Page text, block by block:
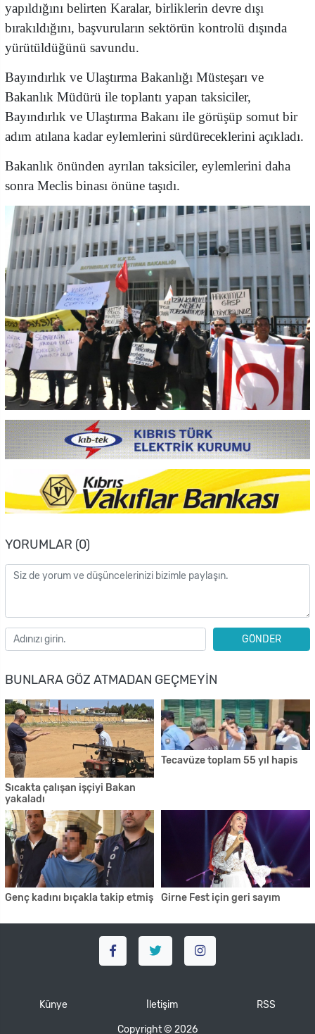
yapıldığını belirten Karalar, birliklerin devre dışı
bırakıldığını, başvuruların sektörün kontrolü dışında
yürütüldüğünü savundu.
Bayındırlık ve Ulaştırma Bakanlığı Müsteşarı ve
Bakanlık Müdürü ile toplantı yapan taksiciler,
Bayındırlık ve Ulaştırma Bakanı ile görüşüp somut bir
adım atılana kadar eylemlerini sürdüreceklerini açıkladı.
Bakanlık önünden ayrılan taksiciler, eylemlerini daha
sonra Meclis binası önüne taşıdı.
YORUMLAR (0)
GÖNDER
BUNLARA GÖZ ATMADAN GEÇMEYIN
Sıcakta çalışan işçiyi Bakan
yakaladı
Tecavüze toplam 55 yıl hapis
Genç kadını bıçakla takip etmiş Girne Fest için geri sayım
Künye İletişim RSS
Copyright © 2026